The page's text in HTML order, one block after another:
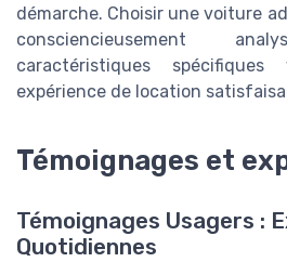
démarche. Choisir une voiture
consciencieusement
caractéristiques
expérience de location
Témoignages et
Témoignages Usagers :
Quotidiennes